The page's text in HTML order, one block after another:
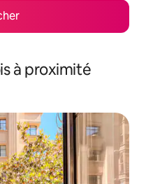
à proximité
plus aimés